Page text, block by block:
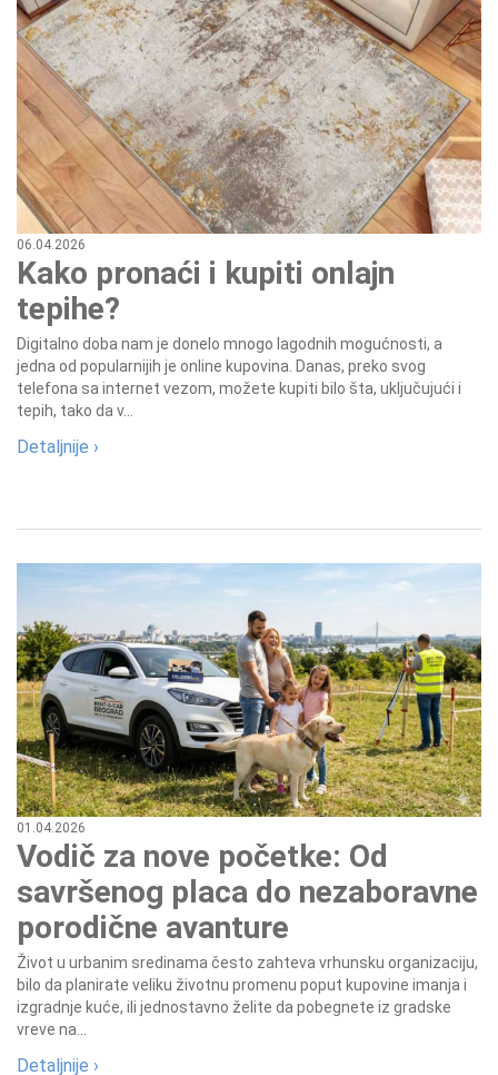
06.04.2026
Kako pronaći i kupiti onlajn
tepihe?
Digitalno doba nam je donelo mnogo lagodnih mogućnosti, a
jedna od popularnijih je online kupovina. Danas, preko svog
telefona sa internet vezom, možete kupiti bilo šta, uključujući i
tepih, tako da v...
Detaljnije ›
01.04.2026
Vodič za nove početke: Od
savršenog placa do nezaboravne
porodične avanture
Život u urbanim sredinama često zahteva vrhunsku organizaciju,
bilo da planirate veliku životnu promenu poput kupovine imanja i
izgradnje kuće, ili jednostavno želite da pobegnete iz gradske
vreve na...
Detaljnije ›